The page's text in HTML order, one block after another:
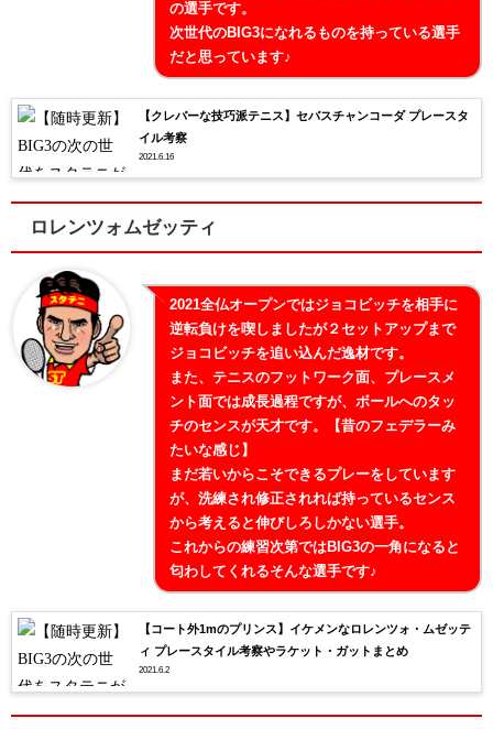
の選手です。
次世代のBIG3になれるものを持っている選手
だと思っています♪
【クレバーな技巧派テニス】セバスチャンコーダ プレースタ
イル考察
2021.6.16
ロレンツォムゼッティ
2021全仏オープンではジョコビッチを相手に
逆転負けを喫しましたが２セットアップまで
ジョコビッチを追い込んだ逸材です。
また、テニスのフットワーク面、プレースメ
ント面では成長過程ですが、ボールへのタッ
チのセンスが天才です。【昔のフェデラーみ
たいな感じ】
まだ若いからこそできるプレーをしています
が、洗練され修正されれば持っているセンス
から考えると伸びしろしかない選手。
これからの練習次第ではBIG3の一角になると
匂わしてくれるそんな選手です♪
【コート外1mのプリンス】イケメンなロレンツォ・ムゼッテ
ィ プレースタイル考察やラケット・ガットまとめ
2021.6.2